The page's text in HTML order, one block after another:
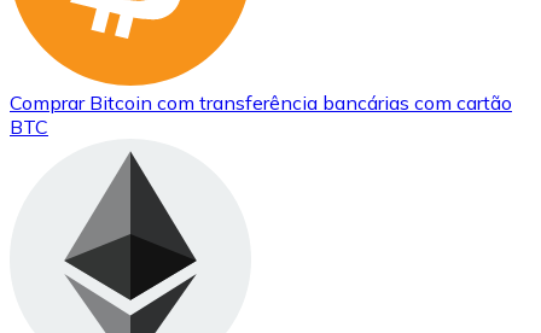
Comprar Bitcoin com transferência bancárias com cartão
BTC